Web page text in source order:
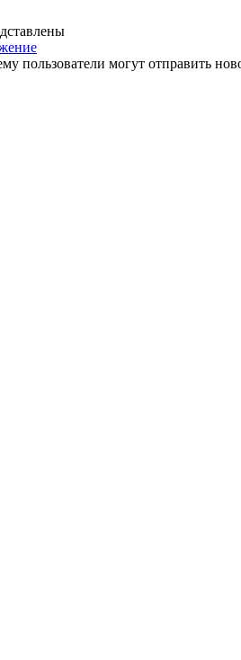
пользователи могут отправить